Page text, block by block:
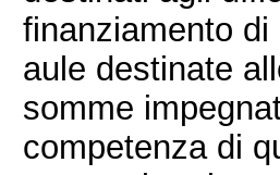
finanziamento
aule destinate
somme
competenza di